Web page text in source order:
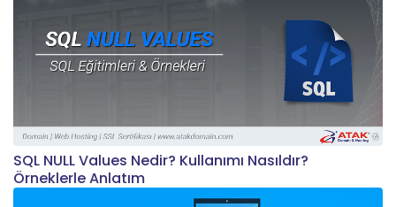
SQL NULL Values Nedir? Kullanımı Nasıldır?
Örneklerle Anlatım